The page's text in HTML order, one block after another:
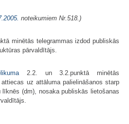
noteikumiem Nr.518.)
minētās telegrammas izdod publiskās
pārvaldītājs.
2.2. un 3.2.punktā minētās
uz attāluma palielināšanos starp
(dm), nosaka publiskās lietošanas